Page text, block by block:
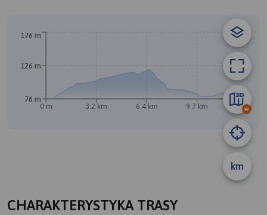
km
0 m 3.2 km 6.4 km 9.7 km 12 km
76 m
126 m
176 m
CHARAKTERYSTYKA TRASY